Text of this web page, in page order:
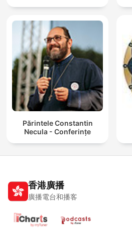
Părintele Constantin
Necula - Conferințe
香港廣播
廣播電台和播客